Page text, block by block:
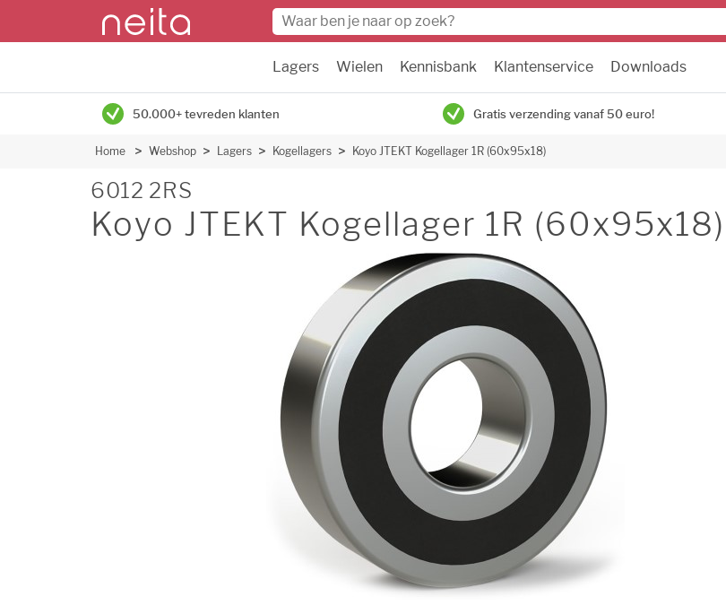
Lagers Wielen Kennisbank Klantenservice Downloads
50.000+ tevreden klanten Gratis verzending vanaf 50 euro!
Home Webshop Lagers Kogellagers Koyo JTEKT Kogellager 1R (60x95x18)
6012 2RS
Koyo JTEKT Kogellager 1R (60x95x18)